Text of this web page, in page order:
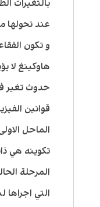
بالتغيرات
عند تحولها
و تكون
هاوكينغ لا
حدوث تغير
قوانين
الماحل
تكوينه هي
المرحلة
التي